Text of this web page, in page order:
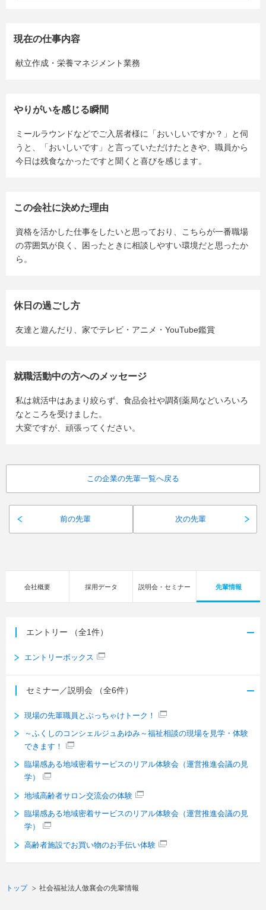
現在の仕事内容
献立作成・栄養マネジメント業務
やりがいを感じる瞬間
ミールラウンドなどでご入居者様に「おいしいですか？」と伺
うと、「おいしいです」と言っていただけたときや、職員から
今日は残食なかったですと聞くと喜びを感じます。
この会社に決めた理由
資格を活かした仕事をしたいと思っており、こちらが一番職場
の雰囲気が良く、困ったときに相談しやすい環境だと思ったか
ら。
休日の過ごし方
友達と遊んだり、家でテレビ・アニメ・YouTube鑑賞
就職活動中の方へのメッセージ
私は就活中はあまり絞らず、食品会社や調剤薬局などいろいろ
なところを受けました。
大変ですが、頑張ってください。
前の先輩
この企業の先輩一覧へ戻る
次の先輩
会社概要 採用データ 説明会・セミナー 先輩情報
エントリー （全1件）
エントリーボックス
セミナー／説明会 （全6件）
現場の先輩職員とぶっちゃけトーク！
～ふくしのコンシェルジュあゆみ～福祉相談の現場を見学・体験
できます！
臨場感ある地域密着サービスのリアル体験会（運営推進会議の見
学）
地域高齢者サロン交流会の体験
臨場感ある地域密着サービスのリアル体験会（運営推進会議の見
学）
高齢者施設でお買い物のお手伝い体験
トップ 社会福祉法人倣襄会の先輩情報